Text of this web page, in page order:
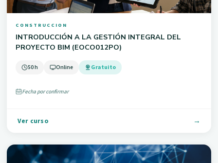
CONSTRUCCION
INTRODUCCIÓN A LA GESTIÓN INTEGRAL DEL
PROYECTO BIM (EOCO012PO)
50 h Online Gratuito
Fecha por confirmar
Ver curso